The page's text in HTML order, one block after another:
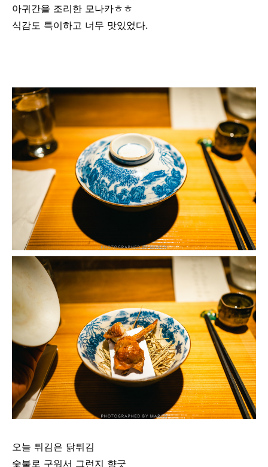
아귀간을 조리한 모나카ㅎㅎ
식감도 특이하고 너무 맛있었다.
오늘 튀김은 닭튀김
숯불로 구워서 그런지 향긋